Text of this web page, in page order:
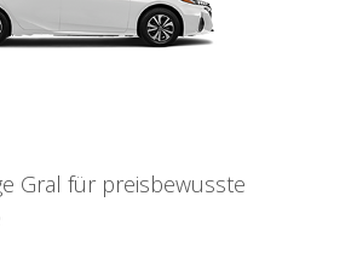
Gral für preisbewusste